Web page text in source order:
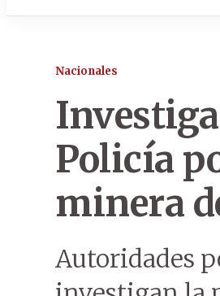
Nacionales
Policía
minera
Autoridades